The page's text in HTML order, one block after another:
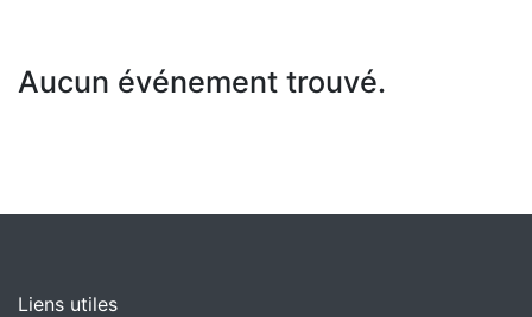
Aucun événement trouvé.
Liens utiles